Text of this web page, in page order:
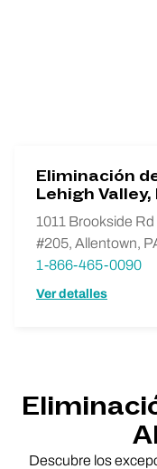
Eliminación
Lehigh
1011 Brookside
#205, Allentown,
1-866-465-0090
Ver detalles
Descubre los